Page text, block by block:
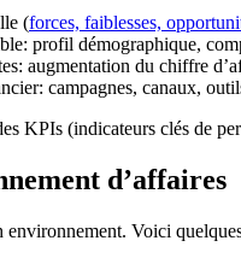
(forces, faiblesses,
profil démographique,
augmentation du chiffre
campagnes, canaux,
KPIs (indicateurs clés de
d’affaires
Voici